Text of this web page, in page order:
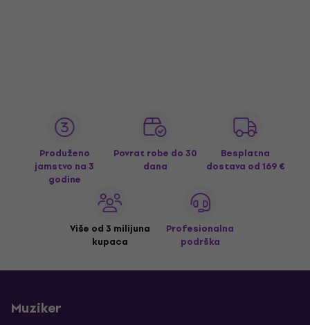
Produženo
jamstvo na 3
godine
Povrat robe do 30
dana
Besplatna
dostava od 169 €
Više od 3 milijuna
kupaca
Profesionalna
podrška
Muziker